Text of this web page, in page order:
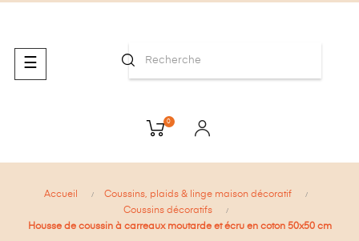
Basculer
la
☰
0
Accueil
Coussins, plaids & linge maison décoratif
Coussins décoratifs
Housse de coussin à carreaux moutarde et écru en coton 50x50 cm